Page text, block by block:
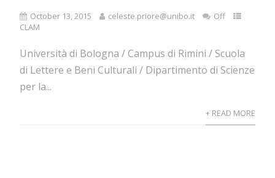
October 13, 2015 celeste.priore@unibo.it
Off
CLAM
Università di Bologna / Campus di Rimini / Scuola
di Lettere e Beni Culturali / Dipartimento di Scienze
per la...
+ READ MORE